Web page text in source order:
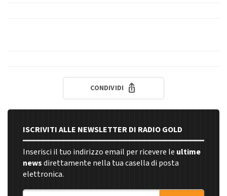
CONDIVIDI
ISCRIVITI ALLE NEWSLETTER DI RADIO GOLD
Inserisci il tuo indirizzo email per ricevere le ultime
newsdirettamente nella tua casella di posta
elettronica.